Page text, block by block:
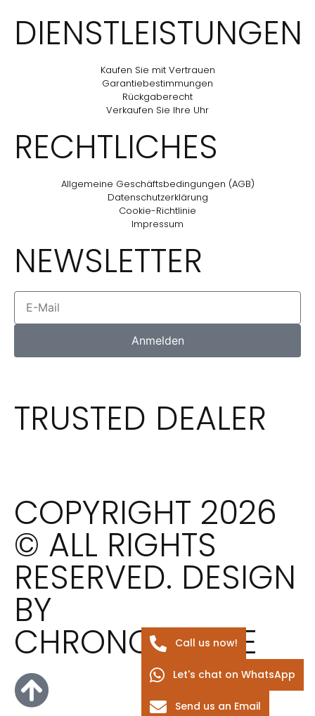
DIENSTLEISTUNGEN
Kaufen Sie mit Vertrauen
Garantiebestimmungen
Rückgaberecht
Verkaufen Sie Ihre Uhr
RECHTLICHES
Allgemeine Geschäftsbedingungen (AGB)
Datenschutzerklärung
Cookie-Richtlinie
Impressum
NEWSLETTER
Anmelden
TRUSTED DEALER
COPYRIGHT 2026
© ALL RIGHTS
RESERVED. DESIGN
BY
CHRONOSCOPE
Call us now!
Let's chat on WhatsApp
Send us an Email